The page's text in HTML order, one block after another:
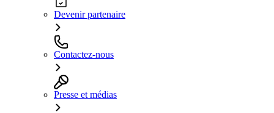
Devenir partenaire
Contactez-nous
Presse et médias